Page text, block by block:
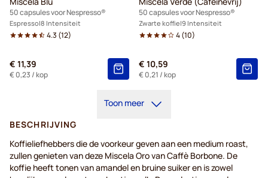
50 capsules voor Nespresso®
Espresso 8 Intensiteit
4.3 (12)
€ 11,39
€ 0,23 / kop
50 capsules voor Nespresso®
Zwarte koffie 9 Intensiteit
4(10)
€ 10,59
€ 0,21 / kop
Toon meer
BESCHRIJVING
Koffieliefhebbers die de voorkeur geven aan een medium roast,
zullen genieten van deze Miscela Oro van Caffè Borbone. De
koffie heeft tonen van amandel en bruine suiker en is zowel